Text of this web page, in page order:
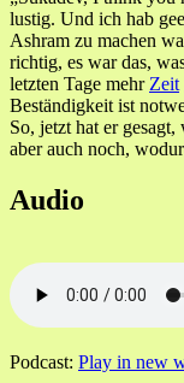
lustig. Und ich hab
Ashram zu machen
richtig, es war das,
letzten Tage mehr Zeit
Beständigkeit ist
So, jetzt hat er
aber auch noch,
Audio
Podcast: Play in new